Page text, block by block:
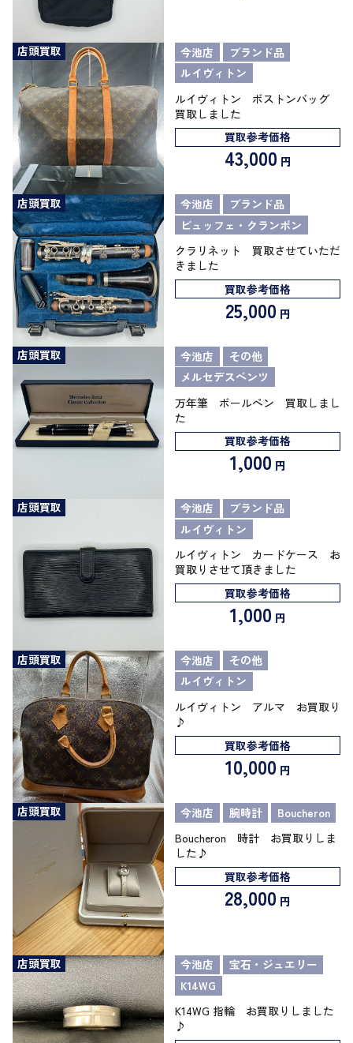
店頭買取 今池店
ブランド品
ルイヴィトン
ルイヴィトン ボストンバッグ
買取しました
買取参考価格
43,000 円
店頭買取 今池店
ブランド品
ビュッフェ・クランポン
クラリネット 買取させていただ
きました
買取参考価格
25,000 円
店頭買取 今池店
その他
メルセデスベンツ
万年筆 ボールペン 買取しまし
た
買取参考価格
1,000 円
店頭買取 今池店
ブランド品
ルイヴィトン
ルイヴィトン カードケース お
買取りさせて頂きました
買取参考価格
1,000 円
店頭買取 今池店
その他
ルイヴィトン
ルイヴィトン アルマ お買取り
♪
買取参考価格
10,000 円
店頭買取 今池店 腕時計
Boucheron
Boucheron 時計 お買取りしま
した♪
買取参考価格
28,000 円
店頭買取 今池店
宝石・ジュエリー
K14WG
K14WG 指輪 お買取りしました
♪